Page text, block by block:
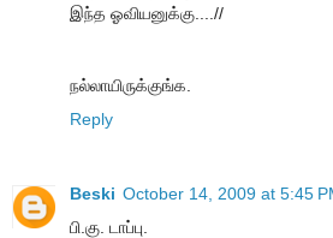
இந்த ஓவியனுக்கு....//
ந‌ல்லாயிருக்குங்க‌.
Reply
Beski October 14, 2009 at 5:45
பி.கு. டாப்பு.